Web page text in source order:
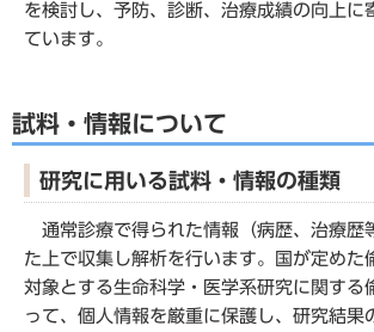
を検討し、予防、診断、治療成績の向上に
ています。
試料・情報について
研究に用いる試料・情報の種類
通常診療で得られた情報（病歴、治療歴
た上で収集し解析を行います。国が定めた
対象とする生命科学・医学系研究に関する
って、個人情報を厳重に保護し、研究結果